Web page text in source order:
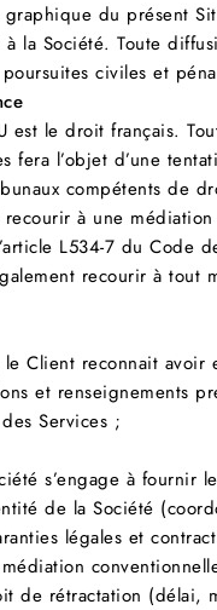
du présent
la Société. Toute
civiles et
est le droit français.
fera l’objet d’une
compétents de
à une
L534-7 du Code
recourir à
le Client reconnait
et renseignements
Services ;
s’engage à fournir
de la Société
légales et
de rétractation (délai,